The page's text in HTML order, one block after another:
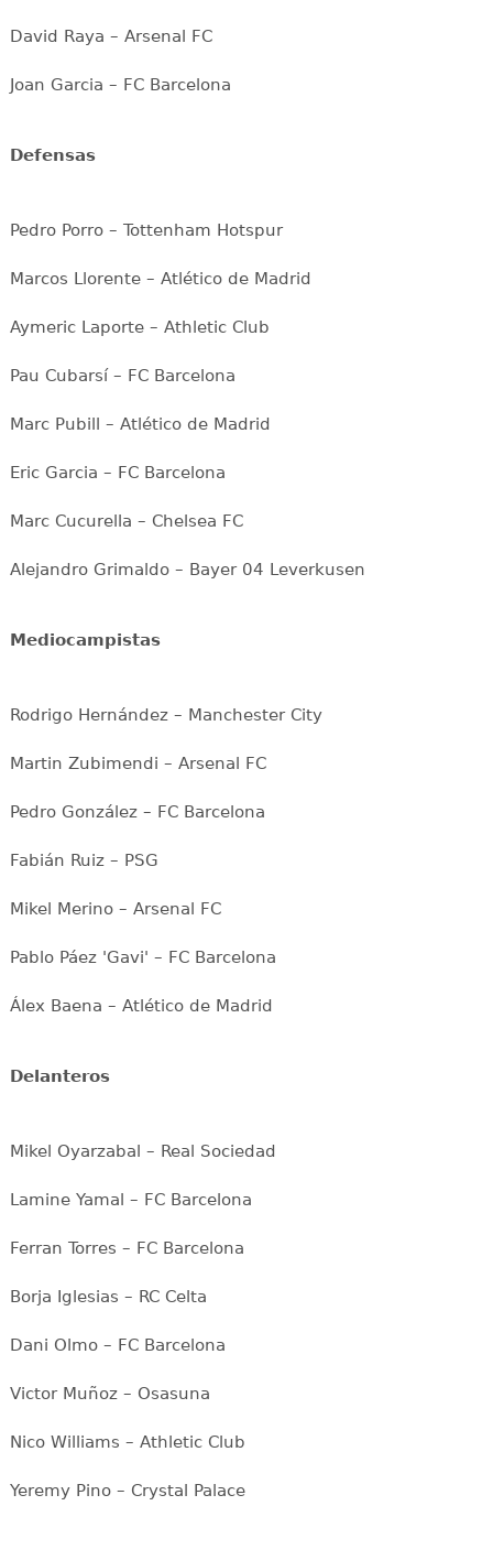
David Raya – Arsenal FC
Joan Garcia – FC Barcelona
Defensas
Pedro Porro – Tottenham Hotspur
Marcos Llorente – Atlético de Madrid
Aymeric Laporte – Athletic Club
Pau Cubarsí – FC Barcelona
Marc Pubill – Atlético de Madrid
Eric Garcia – FC Barcelona
Marc Cucurella – Chelsea FC
Alejandro Grimaldo – Bayer 04 Leverkusen
Mediocampistas
Rodrigo Hernández – Manchester City
Martin Zubimendi – Arsenal FC
Pedro González – FC Barcelona
Fabián Ruiz – PSG
Mikel Merino – Arsenal FC
Pablo Páez 'Gavi' – FC Barcelona
Álex Baena – Atlético de Madrid
Delanteros
Mikel Oyarzabal – Real Sociedad
Lamine Yamal – FC Barcelona
Ferran Torres – FC Barcelona
Borja Iglesias – RC Celta
Dani Olmo – FC Barcelona
Victor Muñoz – Osasuna
Nico Williams – Athletic Club
Yeremy Pino – Crystal Palace